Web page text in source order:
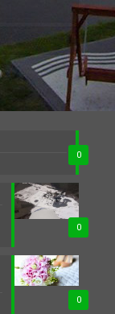
0
0
0